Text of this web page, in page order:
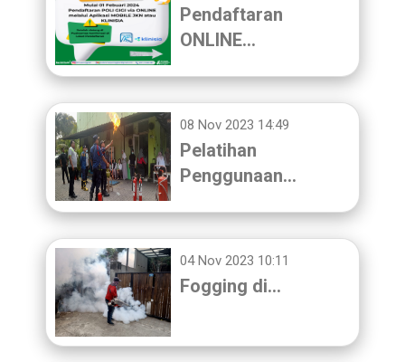
Pendaftaran
ONLINE…
08 Nov 2023 14:49
Pelatihan
Penggunaan…
04 Nov 2023 10:11
Fogging di…